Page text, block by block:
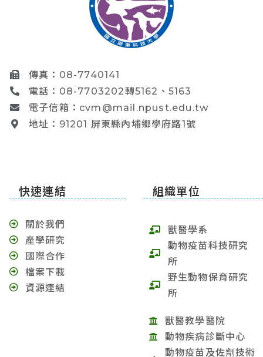
傳真：08-7740141
電話：08-7703202轉5162、5163
電子信箱：cvm@mail.npust.edu.tw
地址：91201 屏東縣內埔鄉學府路1號
快速連結
關於我們
產學研究
國際合作
檔案下載
資源連結
組織單位
獸醫學系
動物疫苗科技研究
所
野生動物保育研究
所
獸醫教學醫院
動物疾病診斷中心
動物疫苗及佐劑技術